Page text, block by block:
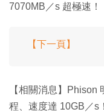
7070MB／s 超極速！
【下一頁】
【相關消息】Phison
程、速度達 10GB／s！